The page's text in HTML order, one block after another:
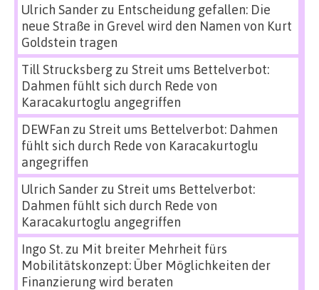
Ulrich Sanderzu Entscheidung gefallen: Die
neue Straße in Grevel wird den Namen von Kurt
Goldstein tragen
Till Strucksbergzu Streit ums Bettelverbot:
Dahmen fühlt sich durch Rede von
Karacakurtoglu angegriffen
DEWFan zu Streit ums Bettelverbot: Dahmen
fühlt sich durch Rede von Karacakurtoglu
angegriffen
Ulrich Sanderzu Streit ums Bettelverbot:
Dahmen fühlt sich durch Rede von
Karacakurtoglu angegriffen
Ingo St.zu Mit breiter Mehrheit fürs
Mobilitätskonzept: Über Möglichkeiten der
Finanzierung wird beraten